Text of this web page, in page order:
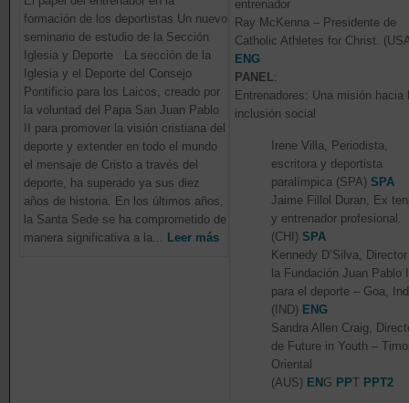
formación de los deportistas Un nuevo
seminario de estudio de la Sección
Iglesia y Deporte La sección de la
Iglesia y el Deporte del Consejo
Pontificio para los Laicos, creado por
la voluntad del Papa San Juan Pablo
II para promover la visión cristiana del
deporte y extender en todo el mundo
el mensaje de Cristo a través del
deporte, ha superado ya sus diez
años de historia. En los últimos años,
la Santa Sede se ha comprometido de
manera significativa a la... Leer más
entrenador
Ray McKenna – Presidente de
Catholic Athletes for Christ.
ENG
PANEL:
Entrenadores: Una misión hacia
inclusión social
Irene Villa, Periodista,
escritora y deportista
paralímpica (SPA)SPA
Jaime Fillol Duran, Ex
y entrenador profesional.
(CHI)SPA
Kennedy D’Silva,
la Fundación Juan Pablo
para el deporte – Goa,
(IND) ENG
Sandra Allen Craig,
de Future in Youth –
Oriental
(AUS) EN G PPT PPT2